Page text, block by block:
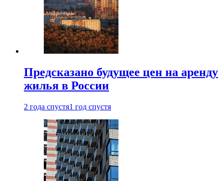
Предсказано будущее цен на аренду
жилья в России
2 года спустя1 год спустя